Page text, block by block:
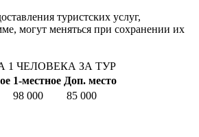
туристских услуг,
могут меняться при сохранении их
1 ЧЕЛОВЕКА ЗА ТУР
1-местное Доп. место
98 000 85 000